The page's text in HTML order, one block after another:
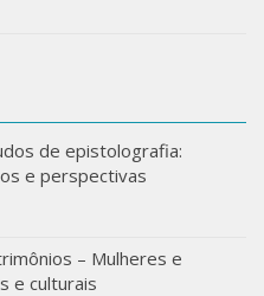
de epistolografia:
e perspectivas
– Mulheres e
e culturais